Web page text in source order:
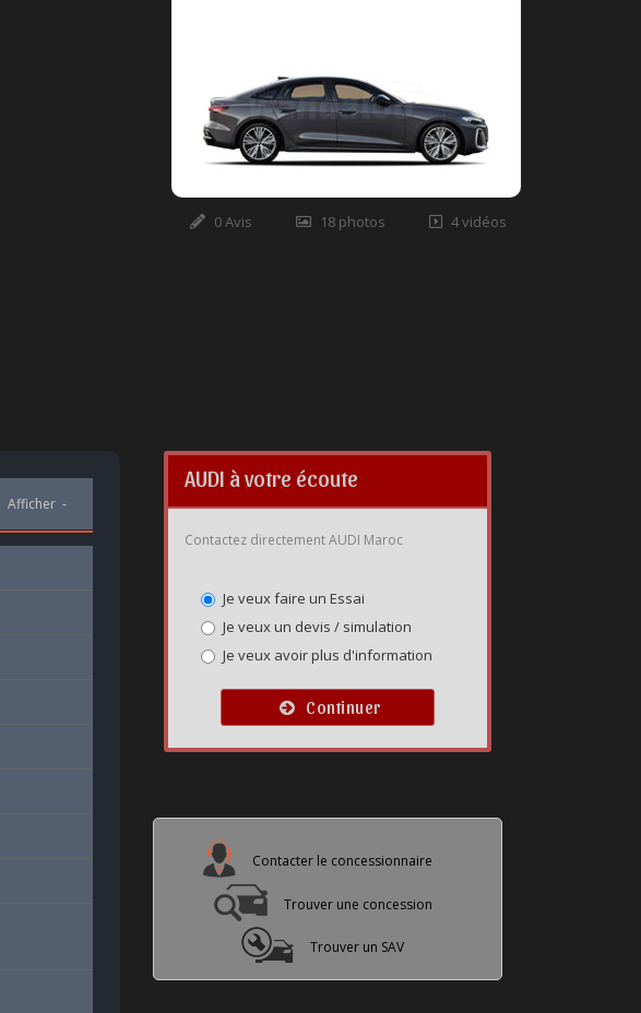
0 Avis 18 photos 4 vidéos
Afficher -
AUDI à votre écoute
Contactez directement AUDI Maroc
Je veux faire un Essai
Je veux un devis / simulation
Je veux avoir plus d'information
Continuer
Contacter le concessionnaire
Trouver une concession
Trouver un SAV